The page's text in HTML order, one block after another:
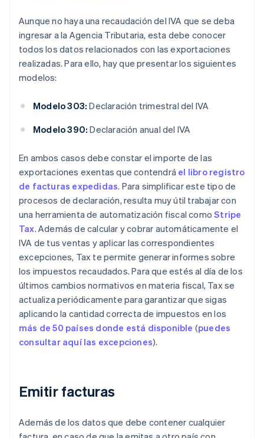
Aunque no haya una recaudación del IVA que se deba
ingresar a la Agencia Tributaria, esta debe conocer
todos los datos relacionados con las exportaciones
realizadas. Para ello, hay que presentar los siguientes
modelos:
Modelo 303: Declaración trimestral del IVA
Modelo 390: Declaración anual del IVA
En ambos casos debe constar el importe de las
exportaciones exentas que contendrá el libro registro
de facturas expedidas. Para simplificar este tipo de
procesos de declaración, resulta muy útil trabajar con
una herramienta de automatización fiscal comoStripe
Tax. Además de calcular y cobrar automáticamente el
IVA de tus ventas y aplicar las correspondientes
excepciones, Tax te permite generar informes sobre
los impuestos recaudados. Para que estés al día de los
últimos cambios normativos en materia fiscal, Tax se
actualiza periódicamente para garantizar que sigas
aplicando la cantidad correcta de impuestos en los
más de 50 países donde está disponible (puedes
consultar aquí las excepciones).
Emitir facturas
Además de los datos que debe contener cualquier